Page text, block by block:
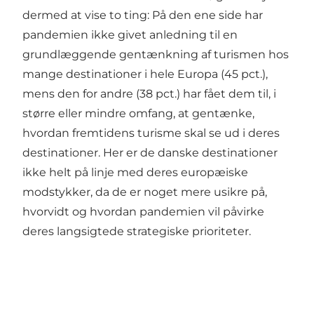
dermed at vise to ting: På den ene side har
pandemien ikke givet anledning til en
grundlæggende gentænkning af turismen hos
mange destinationer i hele Europa (45 pct.),
mens den for andre (38 pct.) har fået dem til, i
større eller mindre omfang, at gentænke,
hvordan fremtidens turisme skal se ud i deres
destinationer. Her er de danske destinationer
ikke helt på linje med deres europæiske
modstykker, da de er noget mere usikre på,
hvorvidt og hvordan pandemien vil påvirke
deres langsigtede strategiske prioriteter.